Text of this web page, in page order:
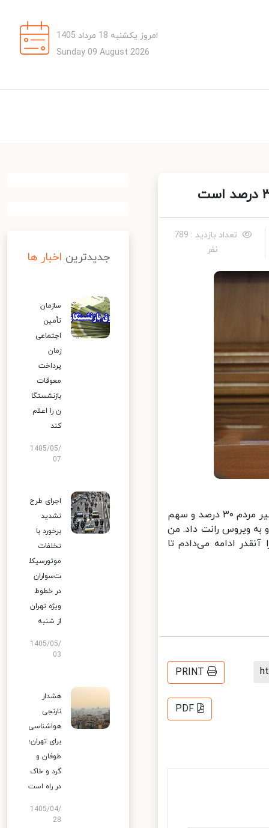
امروز یکشنبه 18 مرداد 1405
Sunday 09 August 2026
تعداد بازدید : 789
نفر
محسن هاشمی در صفحه شخصی خود نوشت: در اوج گیری دوباره کرونا تقصیر مردم ۳۰ درصد و سهم
به ویروس رانت داد. من
ادامه می‌دادم تا
PRINT
PDF
جدیدترین اخبار ها
سازمان
تأمین
اجتماعی
زمان
پرداخت
معوقات
بازنشستگا
ن را اعلام
کند
1405/05/
07
اجرای طرح
تشدید
برخورد با
تخلفات
موتورسیکل
ت‌سواران
در خطوط
ویژه تهران
از شنبه
1405/05/
03
هشدار
نارنجی
هواشناسی
برای تهران؛
طوفان و
گرد و خاک
در راه است
1405/04/
28